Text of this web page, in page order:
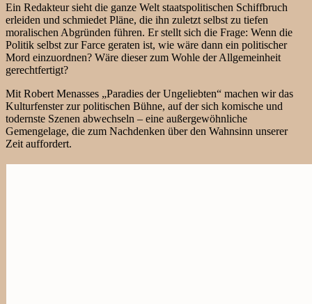
Ein Redakteur sieht die ganze Welt staatspolitischen Schiffbruch
erleiden und schmiedet Pläne, die ihn zuletzt selbst zu tiefen
moralischen Abgründen führen. Er stellt sich die Frage: Wenn die
Politik selbst zur Farce geraten ist, wie wäre dann ein politischer
Mord einzuordnen? Wäre dieser zum Wohle der Allgemeinheit
gerechtfertigt?
Mit Robert Menasses „Paradies der Ungeliebten“ machen wir das
Kulturfenster zur politischen Bühne, auf der sich komische und
todernste Szenen abwechseln – eine außergewöhnliche
Gemengelage, die zum Nachdenken über den Wahnsinn unserer
Zeit auffordert.